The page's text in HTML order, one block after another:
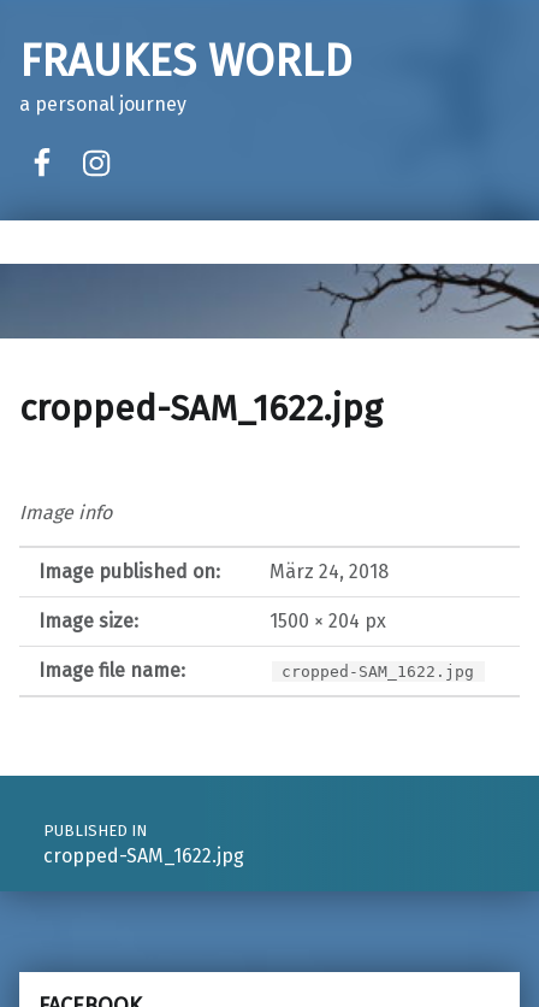
FRAUKES WORLD
a personal journey
cropped-SAM_1622.jpg
Image info
Image published on: März 24, 2018
Image size: 1500 × 204 px
Image file name: cropped-SAM_1622.jpg
Post navigation
PUBLISHED IN
cropped-SAM_1622.jpg